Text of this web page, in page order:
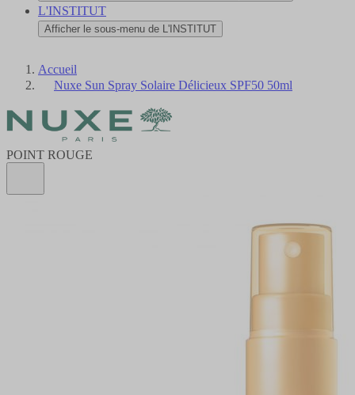
L'INSTITUT
Afficher le sous-menu de L'INSTITUT
Accueil
Nuxe Sun Spray Solaire Délicieux SPF50 50ml
POINT ROUGE